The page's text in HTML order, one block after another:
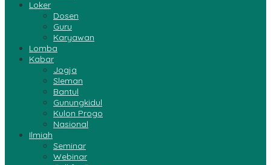
Loker
Dosen
Guru
Karyawan
Lomba
Kabar
Jogja
Sleman
Bantul
Gunungkidul
Kulon Progo
Nasional
Ilmiah
Seminar
Webinar